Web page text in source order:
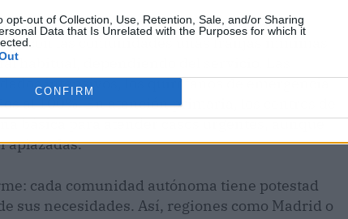
opt-out of Collection, Use, Retention, Sale, and/or Sharing
Data that Is Unrelated with the Purposes for which it
CONFIRM
la huelga se equilibra con el derecho a la
con las comunidades unas franjas mínimas
habitual, dependiendo del servicio. Las
intensivos, los quirófanos de emergencia
al 100%. En atención primaria, los centros de
básica para atender casos urgentes, aunque
aplazadas.
cada comunidad autónoma tiene potestad
sus necesidades. Así, regiones como Madrid o